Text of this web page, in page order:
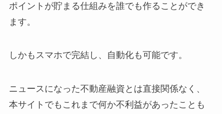
ポイントが貯まる仕組みを誰でも作ることができ
ます。
しかも スマホで完結し、自動化も可能です。
ニュースになった不動産融資とは直接関係なく、
本サイトでもこれまで何か不利益があったことも